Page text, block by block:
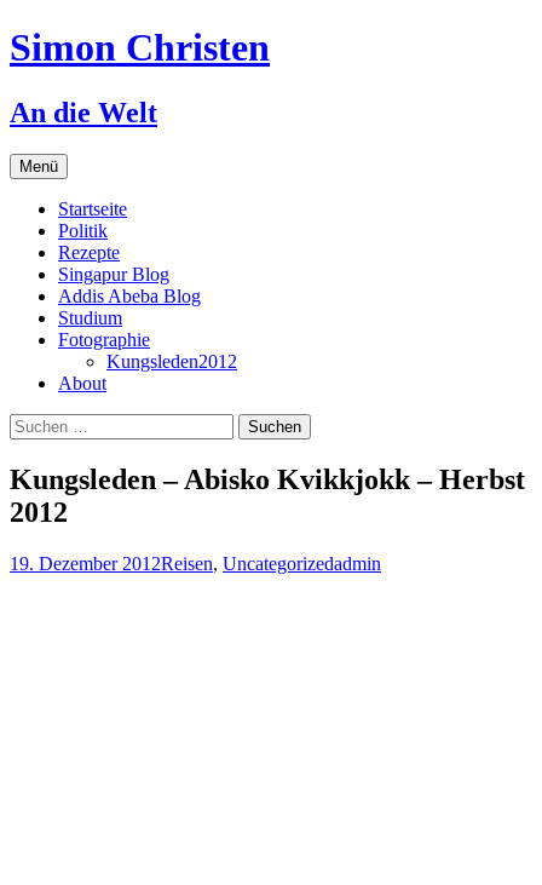
Zum
Inhalt
Simon Christen
An die Welt
Menü
Startseite
Politik
Rezepte
Singapur Blog
Addis Abeba Blog
Studium
Fotographie
Kungsleden2012
About
Suchen
nach:
Kungsleden – Abisko Kvikkjokk – Herbst
2012
19. Dezember 2012Reisen, Uncategorizedadmin